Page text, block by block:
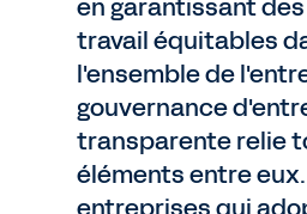
en garantissant
travail équitables
l'ensemble de
gouvernance
transparente relie
éléments entre